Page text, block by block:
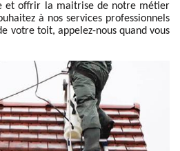
et offrir la maitrise de notre métier
à nos services professionnels
votre toit, appelez-nous quand vous